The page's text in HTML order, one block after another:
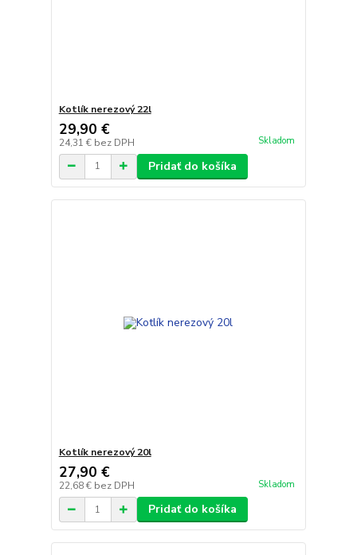
Kotlík nerezový 22l
29,90 €
24,31 € bez DPH Skladom
Pridať do košíka
Kotlík nerezový 20l
27,90 €
22,68 € bez DPH Skladom
Pridať do košíka